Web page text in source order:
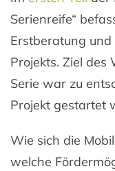
Serienreife“
Erstberatung
Projekts. Ziel des
Serie war zu
Projekt gestartet
Wie sich die
welche